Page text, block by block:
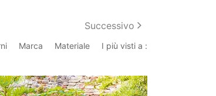
Successivo
Marca Materiale I più visti a :